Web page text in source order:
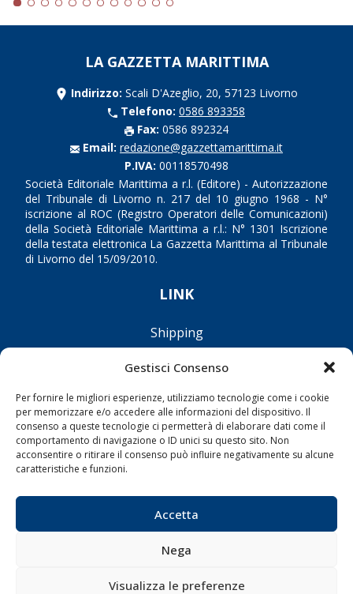
Gestisci Consenso
Per fornire le migliori esperienze, utilizziamo tecnologie come i cookie
per memorizzare e/o accedere alle informazioni del dispositivo. Il
consenso a queste tecnologie ci permetterà di elaborare dati come il
comportamento di navigazione o ID unici su questo sito. Non
acconsentire o ritirare il consenso può influire negativamente su alcune
caratteristiche e funzioni.
Accetta
Nega
Visualizza le preferenze
LA GAZZETTA MARITTIMA
Indirizzo: Scali D'Azeglio, 20, 57123 Livorno
Telefono: 0586 893358
Fax: 0586 892324
Email: redazione@gazzettamarittima.it
P.IVA: 00118570498
Società Editoriale Marittima a r.l. (Editore) - Autorizzazione
del Tribunale di Livorno n. 217 del 10 giugno 1968 - N°
iscrizione al ROC (Registro Operatori delle Comunicazioni)
della Società Editoriale Marittima a r.l.: N° 1301 Iscrizione
della testata elettronica La Gazzetta Marittima al Tribunale
di Livorno del 15/09/2010.
LINK
Shipping
Varie
Sostenibilità
Compagnie di Navigazione
Diporto
Chi siamo
Contatti
SEGUI